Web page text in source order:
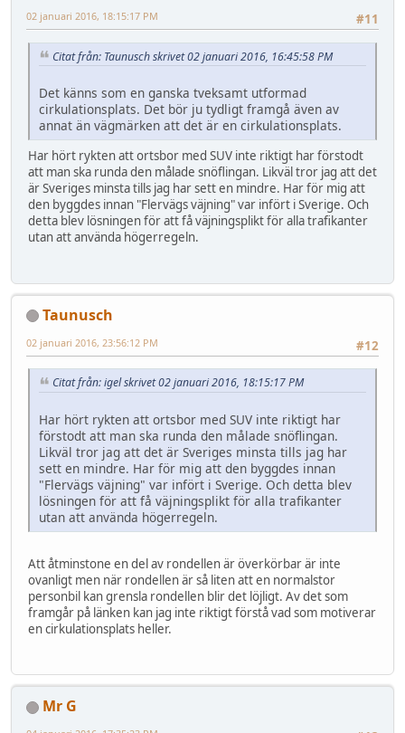
#11
02 januari 2016, 18:15:17 PM
Citat från: Taunusch skrivet 02 januari 2016, 16:45:58 PM
Det känns som en ganska tveksamt utformad
cirkulationsplats. Det bör ju tydligt framgå även av
annat än vägmärken att det är en cirkulationsplats.
Har hört rykten att ortsbor med SUV inte riktigt har förstodt
att man ska runda den målade snöflingan. Likväl tror jag att det
är Sveriges minsta tills jag har sett en mindre. Har för mig att
den byggdes innan "Flervägs väjning" var infört i Sverige. Och
detta blev lösningen för att få väjningsplikt för alla trafikanter
utan att använda högerregeln.
Taunusch
#12
02 januari 2016, 23:56:12 PM
Citat från: igel skrivet 02 januari 2016, 18:15:17 PM
Har hört rykten att ortsbor med SUV inte riktigt har
förstodt att man ska runda den målade snöflingan.
Likväl tror jag att det är Sveriges minsta tills jag har
sett en mindre. Har för mig att den byggdes innan
"Flervägs väjning" var infört i Sverige. Och detta blev
lösningen för att få väjningsplikt för alla trafikanter
utan att använda högerregeln.
Att åtminstone en del av rondellen är överkörbar är inte
ovanligt men när rondellen är så liten att en normalstor
personbil kan grensla rondellen blir det löjligt. Av det som
framgår på länken kan jag inte riktigt förstå vad som motiverar
en cirkulationsplats heller.
Mr G